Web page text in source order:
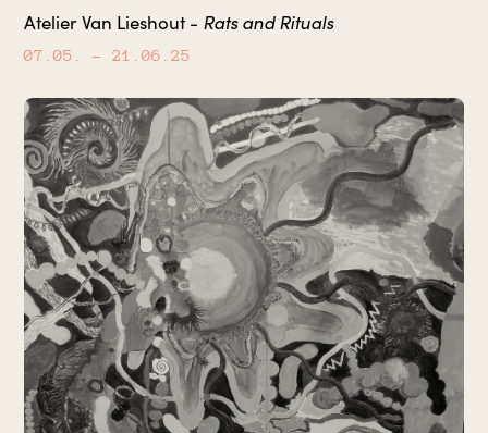
Atelier Van Lieshout - Rats and Rituals
07.05. – 21.06.25